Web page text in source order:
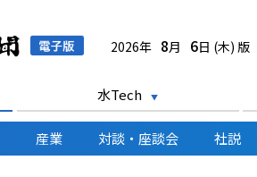
日本水道新聞 電子版
2026年 8月 6日 (木) 版
水Tech
産業 対談・座談会 社説